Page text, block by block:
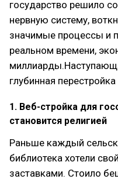
государство решило
нервную систему,
значимые процессы и
реальном времени,
глубинная
1. Веб-стройка для
становится религией
Раньше каждый
библиотека хотели
заставками. Стоило